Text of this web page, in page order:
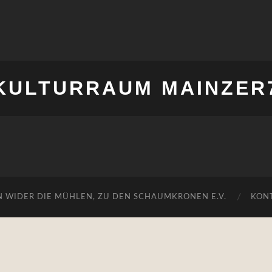
WIDER DIE MÜHLEN, ZU DEN SCHAUMKRONEN E.V.